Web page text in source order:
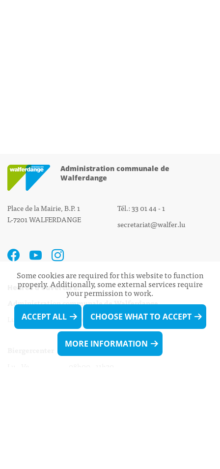
Administration communale de
Walferdange
Place de la Mairie, B.P. 1
L-7201 WALFERDANGE
Tél.: 33 01 44 - 1
secretariat@walfer.lu
Heures d’ouverture:
Administration communale de Walferdange
Lu - Ve 08h00 - 11h30
13h30 - 16h00
Some cookies are required for this website to function
properly. Additionally, some external services require
your permission to work.
ACCEPT ALL CHOOSE WHAT TO ACCEPT
MORE INFORMATION